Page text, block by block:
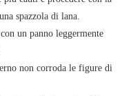
spazzola di lana.
un panno leggermente
non corroda le figure di